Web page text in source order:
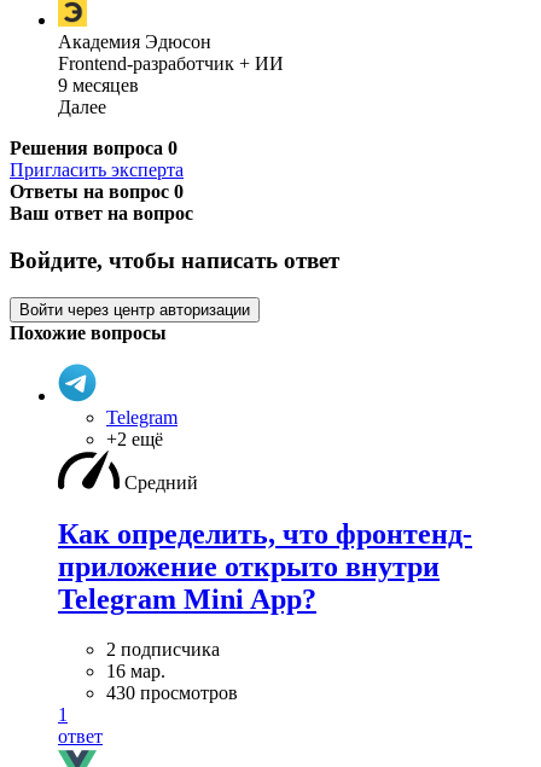
Академия Эдюсон
Frontend-разработчик + ИИ
9 месяцев
Далее
Решения вопроса 0
Пригласить эксперта
Ответы на вопрос 0
Ваш ответ на вопрос
Войдите, чтобы написать ответ
Войти через центр авторизации
Похожие вопросы
Telegram
+2 ещё
Средний
Как определить, что фронтенд-
приложение открыто внутри
Telegram Mini App?
2 подписчика
16 мар.
430 просмотров
1
ответ